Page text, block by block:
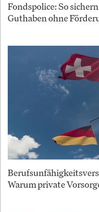
Fondspolice: So
Guthaben ohne
Warum private